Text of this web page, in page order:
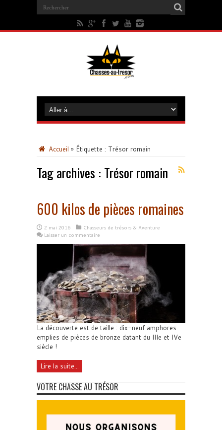
Accueil » Étiquette : Trésor romain
Tag archives : Trésor romain
600 kilos de pièces romaines
2 mai 2016
Chasseurs de trésors & Aventure
Laisser un commentaire
La découverte est de taille : dix-neuf amphores
emplies de pièces de bronze datant du IIIe et IVe
siècle !
Lire la suite...
VOTRE CHASSE AU TRÉSOR